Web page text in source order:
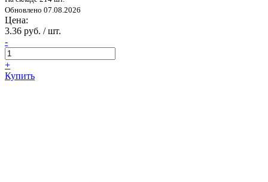
Обновлено 07.08.2026
Цена:
3.36 руб. / шт.
-
+
Купить